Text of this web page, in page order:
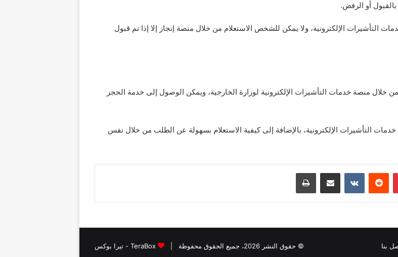
أو الرفض.
التأشيرات الإلكترونية، ولا يمكن للشخص الاستعلام من خلال منصة إنجاز إلا إذا تم قبول
خلال منصة خدمات التأشيرات الإلكترونية لوزارة الخارجية، ويمكن الوصول إلى خدمة الحجز
التأشيرات الإلكترونية، بالإضافة إلى كيفية الاستعلام بسهولة عن الطلب من خلال نفس
مشاركة عبر البريد طباعة
© حقوق النشر 2026، جميع الحقوق محفوظة | TeraBox - تيرا بوكس بنا